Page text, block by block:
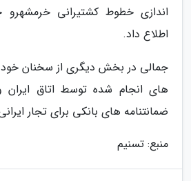
اندازی خطوط کشتیرانی خرمشهرو
اطلاع داد.
جمالی در بخش دیگری از سخنان خود
های انجام شده توسط اتاق
ضمانتنامه های بانکی برای تجار
منبع: تسنیم